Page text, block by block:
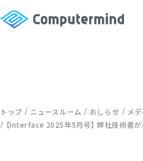
トップ ニュースルーム おしらせ
メ
【Interface 2025年5月号】 弊社技術者